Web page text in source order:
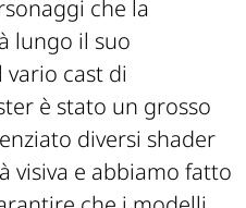
che la
lungo il suo
vario cast di
è stato un grosso
diversi shader
visiva e abbiamo fatto